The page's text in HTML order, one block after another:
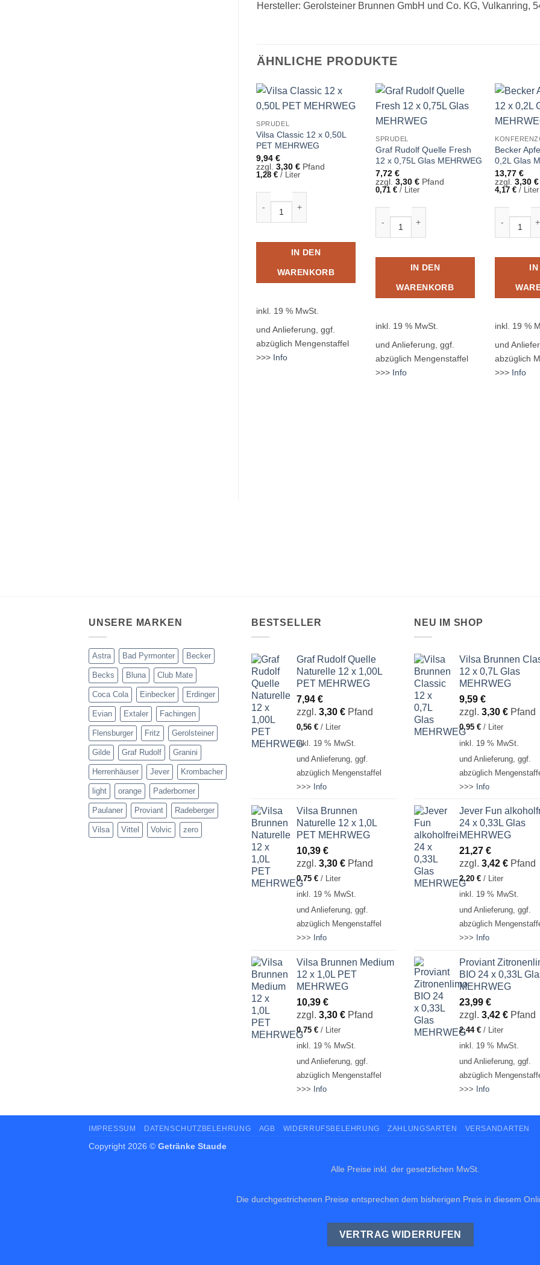
Hersteller: Gerolsteiner Brunnen GmbH und Co. KG, Vulkanring,
ÄHNLICHE PRODUKTE
SPRUDEL
Vilsa Classic 12 x 0,50L
PET MEHRWEG
9,94€
zzgl.3,30€ Pfand
1,28€ / Liter
IN DEN
WARENKORB
inkl. 19 % MwSt.
und Anlieferung, ggf.
abzüglich Mengenstaffel
>>> Info
SPRUDEL
Graf Rudolf Quelle Fresh
12 x 0,75L Glas MEHRWEG
7,72€
zzgl.3,30€ Pfand
0,71€ / Liter
IN DEN
WARENKORB
inkl. 19 % MwSt.
und Anlieferung, ggf.
abzüglich Mengenstaffel
>>> Info
Becker
0,2L Glas
13,77€
zzgl.3,30€
4,17€ / Liter
Becker
inkl. 19 %
und
abzüglich
>>> Info
UNSERE MARKEN
Astra Bad Pyrmonter Becker
Becks Bluna Club Mate
Coca Cola Einbecker Erdinger
Evian Extaler Fachingen
Flensburger Fritz Gerolsteiner
Gilde Graf Rudolf Granini
Herrenhäuser Jever Krombacher
light orange Paderborner
Paulaner Proviant Radeberger
Vilsa Vittel Volvic zero
BESTSELLER
Graf Rudolf Quelle
Naturelle 12 x 1,00L
PET MEHRWEG
7,94 €
zzgl. 3,30 € Pfand
0,56 € / Liter
inkl. 19 % MwSt.
und Anlieferung, ggf.
abzüglich Mengenstaffel
>>> Info
Vilsa Brunnen
Naturelle 12 x 1,0L
PET MEHRWEG
10,39 €
zzgl. 3,30 € Pfand
0,75 € / Liter
inkl. 19 % MwSt.
und Anlieferung, ggf.
abzüglich Mengenstaffel
>>> Info
Vilsa Brunnen Medium
12 x 1,0L PET
MEHRWEG
10,39 €
zzgl. 3,30 € Pfand
0,75 € /
Liter
inkl. 19 % MwSt.
und Anlieferung, ggf.
abzüglich Mengenstaffel
>>> Info
NEU IM SHOP
Vilsa Brunnen
12 x 0,7L Glas
MEHRWEG
9,59 €
zzgl. 3,30 € Pfand
0,95 € / Liter
inkl. 19 % MwSt.
und Anlieferung, ggf.
abzüglich
>>> Info
Jever Fun
24 x 0,33L Glas
MEHRWEG
21,27 €
zzgl. 3,42 € Pfand
2,20 € / Liter
inkl. 19 % MwSt.
und Anlieferung, ggf.
abzüglich
>>> Info
Proviant
BIO 24 x 0,33L
MEHRWEG
23,99 €
zzgl. 3,42 € Pfand
2,44 € /
Liter
inkl. 19 % MwSt.
und Anlieferung, ggf.
abzüglich
>>> Info
IMPRESSUM DATENSCHUTZBELEHRUNG AGB WIDERRUFSBELEHRUNG ZAHLUNGSARTEN VERSANDARTEN
Copyright 2026 © Getränke Staude
Alle Preise inkl. der gesetzlichen MwSt.
Die durchgestrichenen Preise entsprechen dem bisherigen Preis in diesem
VERTRAG WIDERRUFEN